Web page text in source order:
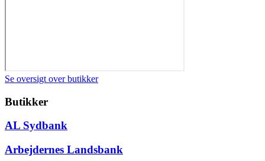
Se oversigt over butikker
Butikker
AL Sydbank
Arbejdernes Landsbank